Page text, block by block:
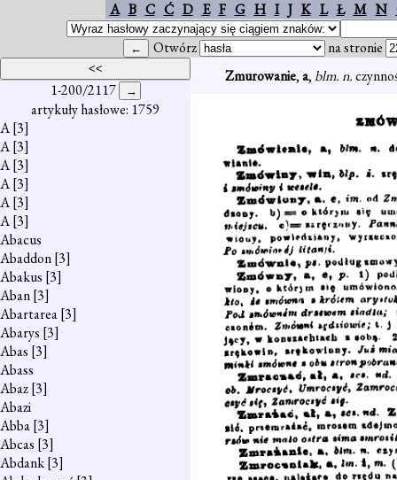
A B C Ć D E F G H I J K L Ł M N
Otwórz na stronie
1-200/2117
artykuły hasłowe: 1759
A[3]
A[3]
A[3]
A[3]
A[3]
A[3]
Abacus
Abaddon[3]
Abakus [3]
Aban[3]
Abartarea[3]
Abarys [3]
Abas [3]
Abass
Abaz[3]
Abazi
Abba[3]
Abcas [3]
Abdank[3]
Zmurowanie,a, blm. n.